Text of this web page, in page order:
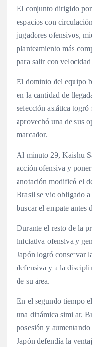
El conjunto dirigido
espacios con
jugadores ofensivos,
planteamiento más
para salir con
El dominio del equipo
en la cantidad de
selección asiática logró
aprovechó una de sus
marcador.
Al minuto 29, Kaishu
acción ofensiva y
anotación modificó el
Brasil se vio obligado a
buscar el empate antes
Durante el resto de la
iniciativa ofensiva y
Japón logró conservar
defensiva y a la
de su área.
En el segundo tiempo
una dinámica similar.
posesión y
Japón defendía la